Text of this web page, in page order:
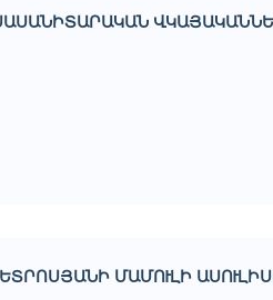
ՄԱՄՈՒԼԻ